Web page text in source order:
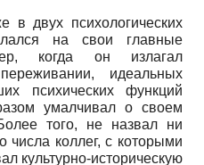
в двух психологических
на свои главные
когда он излагал
идеальных
психических функций
умалчивал о своем
того, не назвал ни
числа коллег, с которыми
культурно-историческую